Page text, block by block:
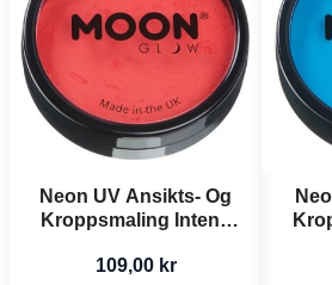
Neon UV Ansikts- Og
Kroppsmaling Intens
Creations
109,00 kr